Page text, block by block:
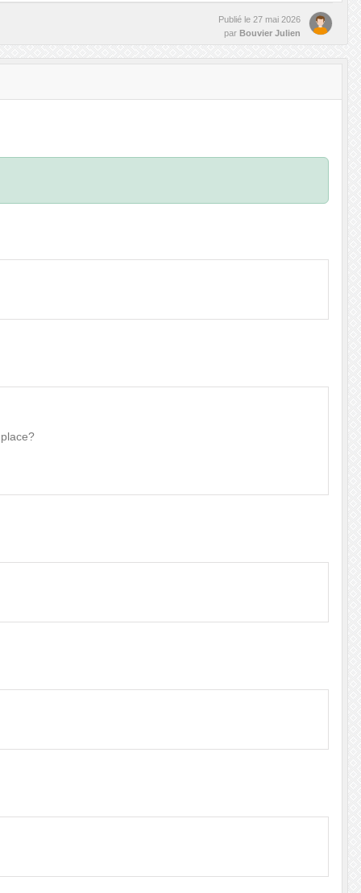
Publié le 27 mai 2026
par Bouvier Julien